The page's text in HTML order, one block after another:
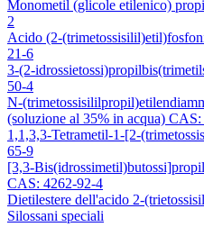
Monometil (glicole etilenico)
2
Acido (2-
21-6
3-(2-
50-4
N-
(soluzione al 35% in acqua)
1,1,3,3-Tetrametil-1-[2-
65-9
[3,3-
CAS: 4262-92-4
Dietilestere dell'acido 2-
Silossani speciali